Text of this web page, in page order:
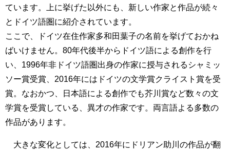
ています。上に挙げた以外にも、新しい作家と作品が続々
とドイツ語圏に紹介されています。
ここで、ドイツ在住作家多和田葉子の名前を挙げておかね
ばいけません。80年代後半からドイツ語による創作を行
い、1996年非ドイツ語圏出身の作家に授与されるシャミッ
ソー賞受賞、2016年にはドイツの文学賞クライスト賞を受
賞。なおかつ、日本語による創作でも芥川賞など数々の文
学賞を受賞している、異才の作家です。両言語よる多数の
作品があります。
大きな変化としては、2016年にドリアン助川の作品が翻